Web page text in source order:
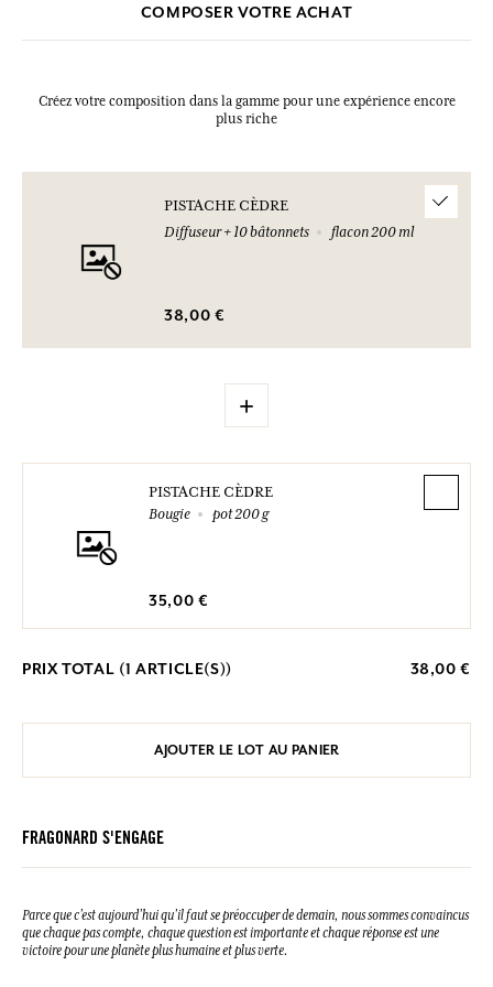
COMPOSER VOTRE ACHAT
Créez votre composition dans la gamme pour une expérience encore
plus riche
PISTACHE CÈDRE
Diffuseur + 10 bâtonnets
flacon 200 ml
38,00 €
+
PISTACHE CÈDRE
Bougie
pot 200 g
35,00 €
PRIX TOTAL (1 ARTICLE(S)) 38,00 €
AJOUTER LE LOT AU PANIER
FRAGONARD S'ENGAGE
Parce que c’est aujourd’hui qu’il faut se préoccuper de demain, nous sommes convaincus
que chaque pas compte, chaque question est importante et chaque réponse est une
victoire pour une planète plus humaine et plus verte.